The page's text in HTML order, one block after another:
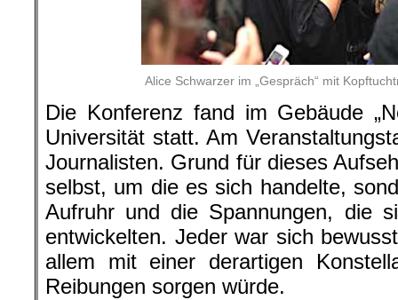
Alice Schwarzer im „Gespräch“ mit
Die Konferenz fand im Gebäude
Universität statt. Am
Journalisten. Grund für dieses
selbst, um die es sich handelte,
Aufruhr und die Spannungen, die
entwickelten. Jeder war sich
allem mit einer derartigen
Reibungen sorgen würde.